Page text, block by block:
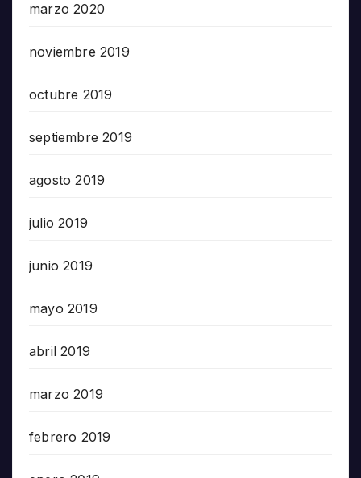
marzo 2020
noviembre 2019
octubre 2019
septiembre 2019
agosto 2019
julio 2019
junio 2019
mayo 2019
abril 2019
marzo 2019
febrero 2019